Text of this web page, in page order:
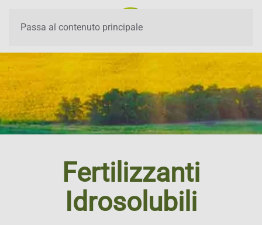
Passa al contenuto principale
Fertilizzanti
Idrosolubili